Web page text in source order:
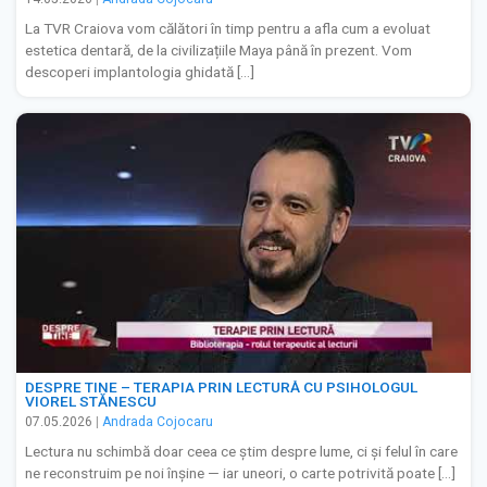
La TVR Craiova vom călători în timp pentru a afla cum a evoluat
estetica dentară, de la civilizațiile Maya până în prezent. Vom
descoperi implantologia ghidată […]
DESPRE TINE – TERAPIA PRIN LECTURĂ CU PSIHOLOGUL
VIOREL STĂNESCU
07.05.2026 Andrada Cojocaru
Lectura nu schimbă doar ceea ce știm despre lume, ci și felul în care
ne reconstruim pe noi înșine — iar uneori, o carte potrivită poate […]